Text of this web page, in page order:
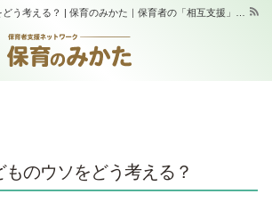
ものウソをどう考える？